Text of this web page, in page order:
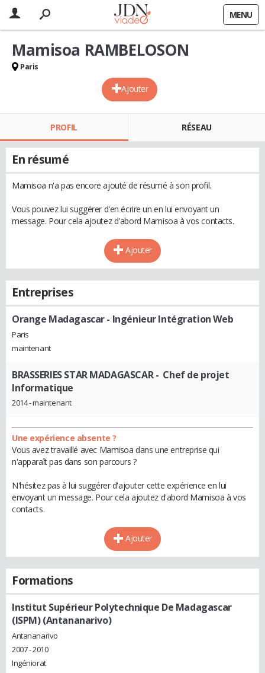
MENU
Ajouter
Mamisoa RAMBELOSON
Paris
PROFIL RÉSEAU
En résumé
Mamisoa n'a pas encore ajouté de résumé à son profil.
Vous pouvez lui suggérer d'en écrire un en lui envoyant un
message. Pour cela ajoutez d'abord Mamisoa à vos contacts.
Ajouter
Entreprises
Orange Madagascar- Ingénieur Intégration Web
Paris
maintenant
BRASSERIES STAR MADAGASCAR- Chef de projet
Informatique
2014 - maintenant
Une expérience absente ?
Vous avez travaillé avec Mamisoa dans une entreprise qui
n'apparaît pas dans son parcours ?
N'hésitez pas à lui suggérer d'ajouter cette expérience en lui
envoyant un message. Pour cela ajoutez d'abord Mamisoa à vos
contacts.
Ajouter
Formations
Institut Supérieur Polytechnique De Madagascar
(ISPM) (Antananarivo)
Antananarivo
2007 - 2010
Ingéniorat